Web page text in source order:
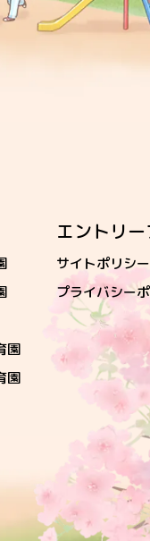
園
園
エントリ
サイトポリシー
プライバシー